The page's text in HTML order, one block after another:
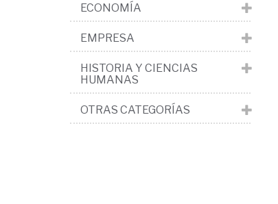
ECONOMÍA
EMPRESA
HISTORIA Y CIENCIAS
HUMANAS
OTRAS CATEGORÍAS